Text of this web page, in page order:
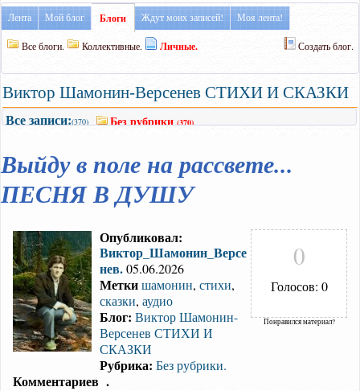
Лента Мой блог Блоги Ждут моих записей! Моя лента!
Все блоги. Коллективные. Личные. Создать блог.
Виктор Шамонин-Версенев СТИХИ И СКАЗКИ
Все записи:(370) Без рубрики(370)
Выйду в поле на рассвете...
ПЕСНЯ В ДУШУ
Опубликовал:
Виктор_Шамонин_Версе
нев.05.06.2026
Меткишамонин, стихи,
сказки, аудио
Блог: Виктор Шамонин-
Версенев СТИХИ И
СКАЗКИ
Рубрика: Без рубрики.
Комментариев .
0
Голосов: 0
Понравился материал?